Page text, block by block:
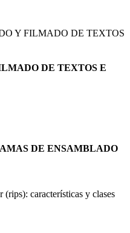
Y FILMADO DE TEXTOS
DE TEXTOS E
DE ENSAMBLADO
(rips): características y clases